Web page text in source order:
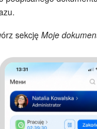
sekcję Moje